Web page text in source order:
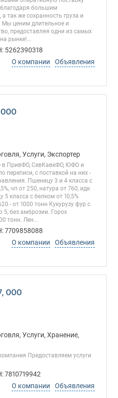
большим
так же сохранность груза и
Мы ценим длительное и
предоставляя одни из самых
рынке!...
5262390318
О компании
Объявления
ООО
Услуги, Экспортер
в ПривФО, СевКавкФО, ЮФО и
переписи, с поставкой на них -
Пшеницу 3 и 4 класса с
чп от 250, натура от 760, идк
5 класса с белком от 10,5%
- от 1000 тонн Кукурузу фур с
5, без амброзии. Горох
тонн. Лен...
7709858088
О компании
Объявления
ООО
Услуги, Хранение,
Предоставляем услуги
7810719942
О компании
Объявления